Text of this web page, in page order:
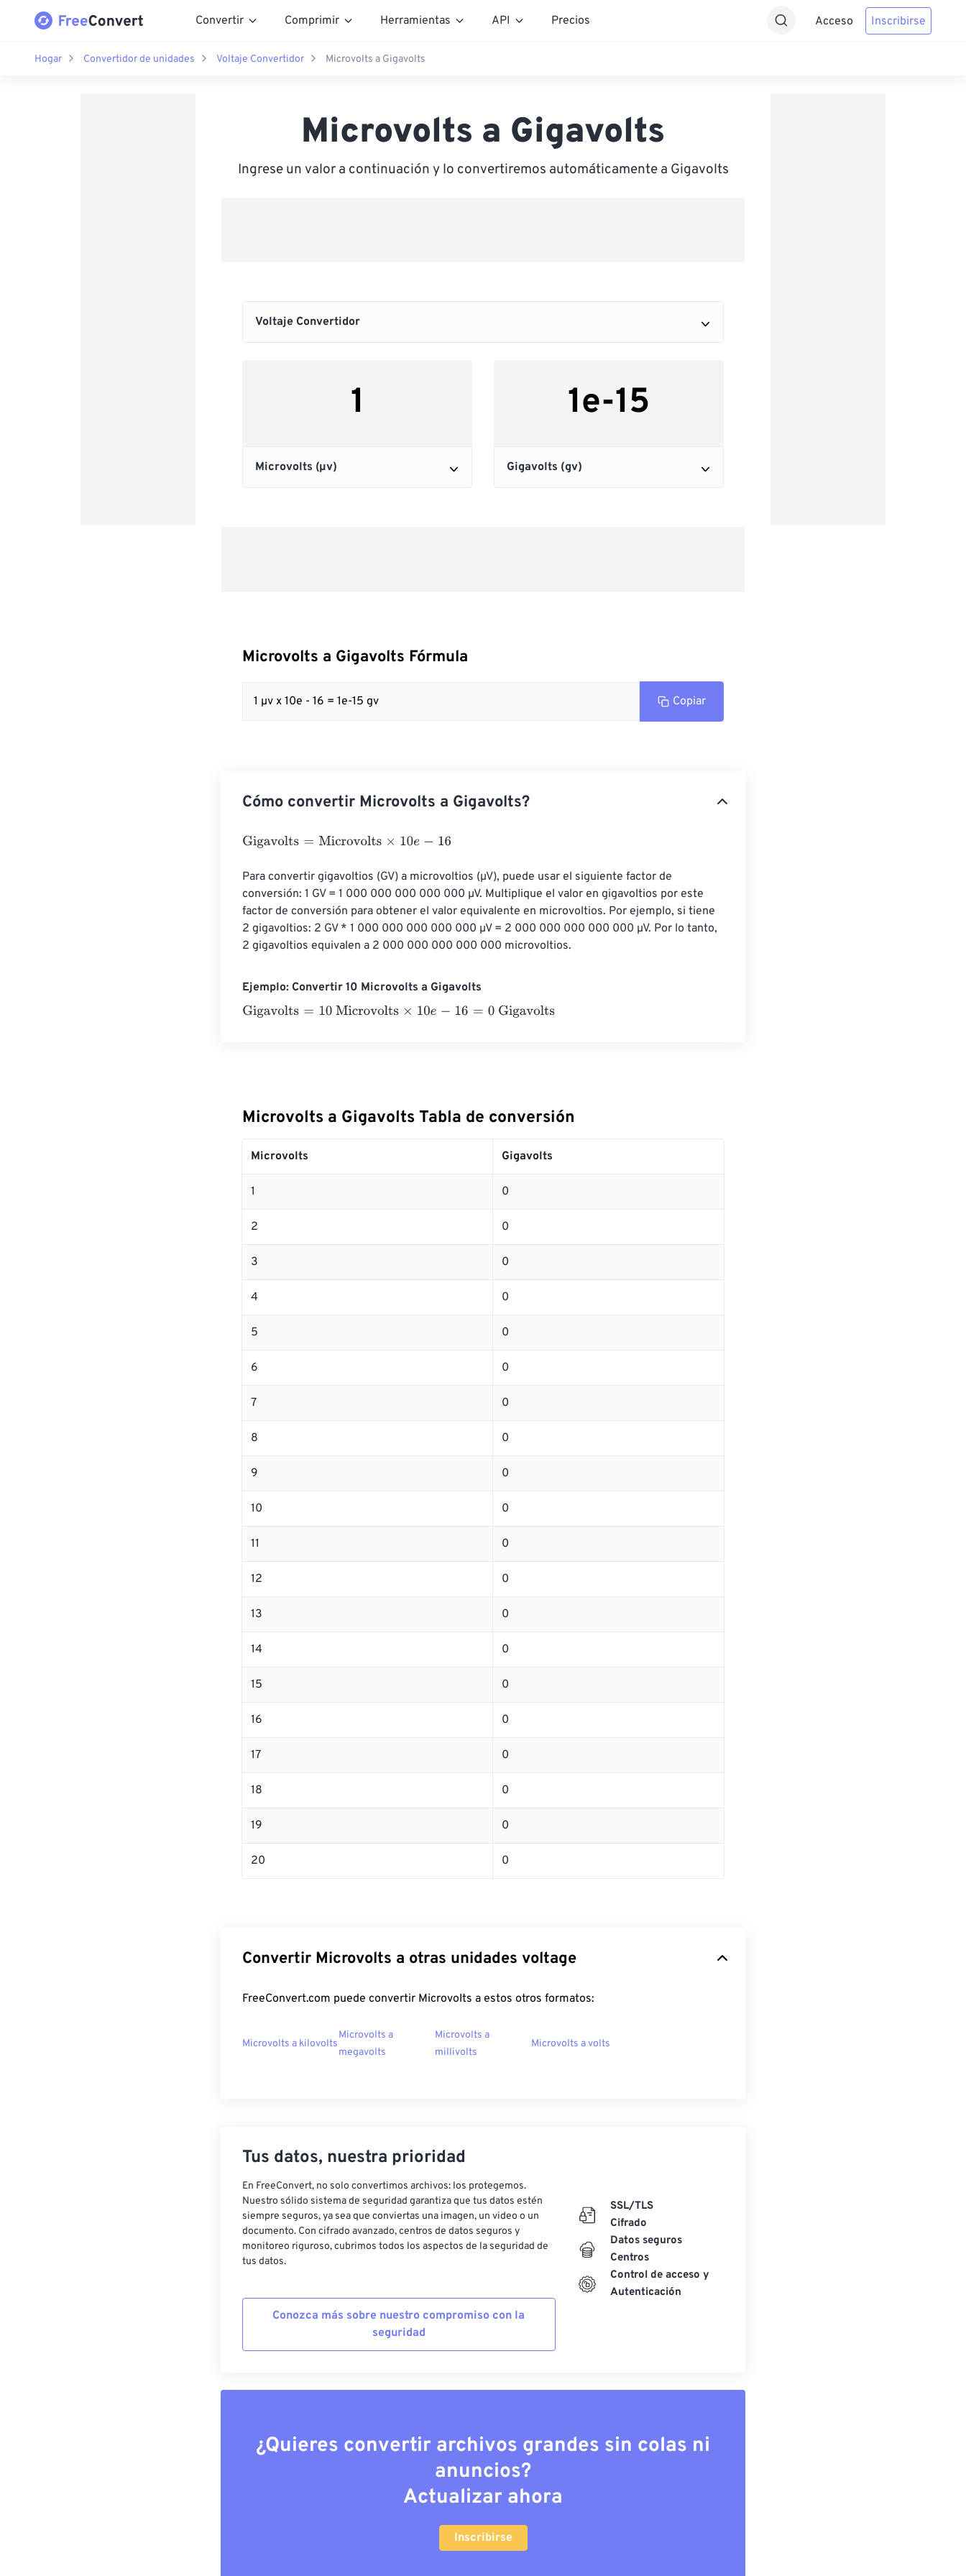
Convertir Comprimir Herramientas API Precios Acceso Inscribirse
Hogar Convertidor de unidades Voltaje Convertidor Microvolts a Gigavolts
Microvolts a Gigavolts
Ingrese un valor a continuación y lo convertiremos automáticamente a Gigavolts
Microvolts a Gigavolts Fórmula
1 µv x 10e - 16 = 1e-15 gv Copiar
Cómo convertir Microvolts a Gigavolts?
Gigavolts=Microvolts×10e-16
Para convertir gigavoltios (GV) a microvoltios (µV), puede usar el siguiente factor de
conversión: 1 GV = 1 000 000 000 000 000 µV. Multiplique el valor en gigavoltios por este
factor de conversión para obtener el valor equivalente en microvoltios. Por ejemplo, si tiene
2 gigavoltios: 2 GV * 1 000 000 000 000 000 µV = 2 000 000 000 000 000 µV. Por lo tanto,
2 gigavoltios equivalen a 2 000 000 000 000 000 microvoltios.
Ejemplo: Convertir 10 Microvolts a Gigavolts
Gigavolts=10 Microvolts×10e-16= 0 Gigavolts
Microvolts a Gigavolts Tabla de conversión
Microvolts Gigavolts
1 0
2 0
3 0
4 0
5 0
6 0
7 0
8 0
9 0
10 0
11 0
12 0
13 0
14 0
15 0
16 0
17 0
18 0
19 0
20 0
Convertir Microvolts a otras unidades voltage
FreeConvert.com puede convertir Microvolts a estos otros formatos:
Microvolts a kilovolts
Microvolts a
megavolts
Microvolts a
millivolts
Microvolts a volts
Tus datos, nuestra prioridad
En FreeConvert, no solo convertimos archivos: los protegemos.
Nuestro sólido sistema de seguridad garantiza que tus datos estén
siempre seguros, ya sea que conviertas una imagen, un video o un
documento. Con cifrado avanzado, centros de datos seguros y
monitoreo riguroso, cubrimos todos los aspectos de la seguridad de
tus datos.
Conozca más sobre nuestro compromiso con la
seguridad
SSL/TLS
Cifrado
Datos seguros
Centros
Control de acceso y
Autenticación
¿Quieres convertir archivos grandes sin colas ni
anuncios?
Actualizar ahora
Inscribirse